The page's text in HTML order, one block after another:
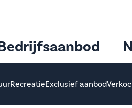
RecreatieExclusief aanbod